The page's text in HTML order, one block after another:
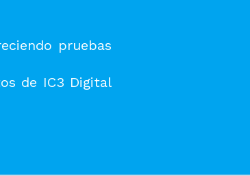
pruebas
de IC3 Digital